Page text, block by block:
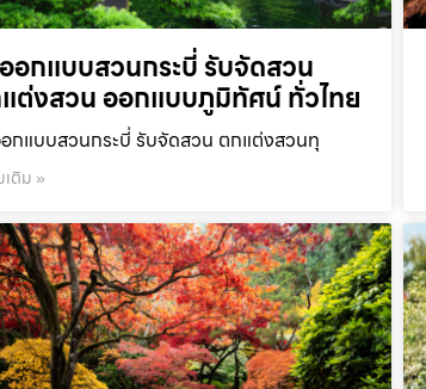
อกแบบสวนกระบี่ รับจัดสวน
ต่งสวน ออกแบบภูมิทัศน์ ทั่วไทย
กแบบสวนกระบี่ รับจัดสวน ตกแต่งสวนทุ
เติม »